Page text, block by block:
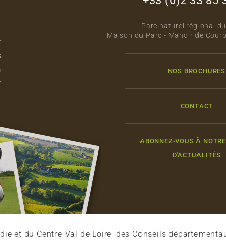
Parc naturel régional
Maison du Parc - Manoir de
NOS BROCHURES
CONTACT
ABONNEZ-VOUS À
D'ACTUALITÉS
et du Centre-Val de Loire, des Conseils